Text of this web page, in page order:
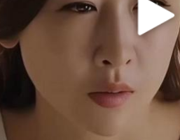
白海豚将正面袭击贯穿浙江
周末打虎 宋致远被查
温州发布告全体市民书：非
刘浩存百花奖开幕式红裙起舞
郑丽文：台湾从来没有“独立”